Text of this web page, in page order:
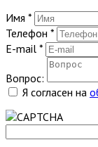
Имя *
Телефон *
E-mail *
Вопрос:
Я согласен на